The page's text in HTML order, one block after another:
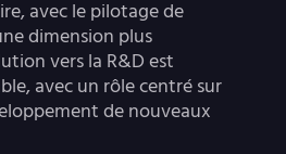
avec le pilotage de
dimension plus
vers la R&D est
avec un rôle centré sur
de nouveaux